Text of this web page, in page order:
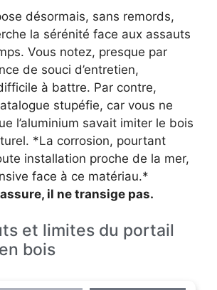
désormais, sans remords,
la sérénité face aux assauts
Vous notez, presque par
de souci d’entretien,
à battre. Par contre,
stupéfie, car vous ne
l’aluminium savait imiter le bois
*La corrosion, pourtant
installation proche de la mer,
face à ce matériau.*
il ne transige pas.
et limites du portail
bois